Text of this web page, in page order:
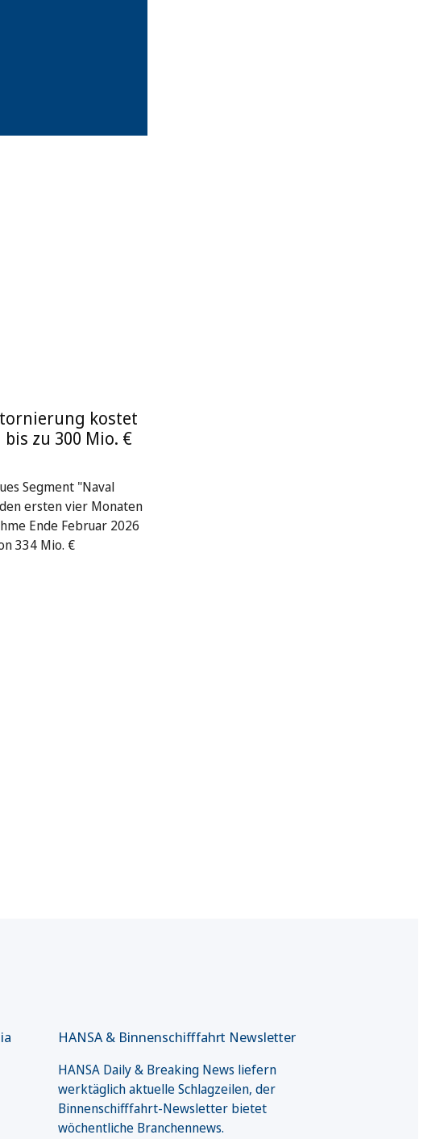
kostet
zu 300 Mio. €
Segment "Naval
ersten vier Monaten
Ende Februar 2026
334 Mio. €
HANSA & Binnenschifffahrt Newsletter
HANSA Daily & Breaking News liefern
werktäglich aktuelle Schlagzeilen, der
Binnenschifffahrt-Newsletter bietet
wöchentliche Branchennews.